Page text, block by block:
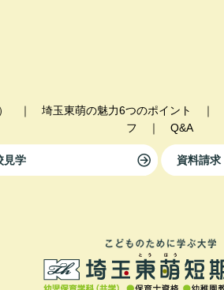
｜ 埼玉東萌の魅力6つのポイント ｜
フ ｜ Q&A
見学 資料請求